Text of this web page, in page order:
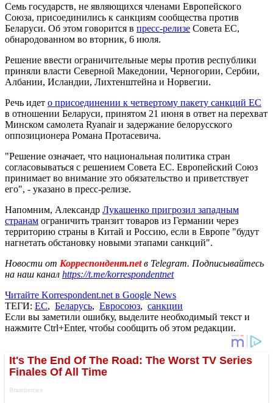
Семь государств, не являющихся членами Европейского
Союза, присоединились к санкциям сообщества против
Беларуси. Об этом говорится в пресс-релизе Совета ЕС,
обнародованном во вторник, 6 июля.
Решение ввести ограничительные меры против республики
приняли власти Северной Македонии, Черногории, Сербии,
Албании, Исландии, Лихтенштейна и Норвегии.
Речь идет о присоединении к четвертому пакету санкций ЕС
в отношении Беларуси, принятом 21 июня в ответ на перехват
Минском самолета Ryanair и задержание белорусского
оппозиционера Романа Протасевича.
"Решение означает, что национальная политика стран
согласовываться с решением Совета ЕС. Европейский Союз
принимает во внимание это обязательство и приветствует
его", - указано в пресс-релизе.
Напомним, Александр Лукашенко пригрозил западным
странам ограничить транзит товаров из Германии через
территорию страны в Китай и Россию, если в Европе "будут
нагнетать обстановку новыми этапами санкций".
Новости от Корреспондент.netв Telegram. Подписывайтесь
на наш канал https://t.me/korrespondentnet
Читайте Korrespondent.net в Google News
ТЕГИ: ЕС, Беларусь, Евросоюз, санкции
Если вы заметили ошибку, выделите необходимый текст и
нажмите Ctrl+Enter, чтобы сообщить об этом редакции.